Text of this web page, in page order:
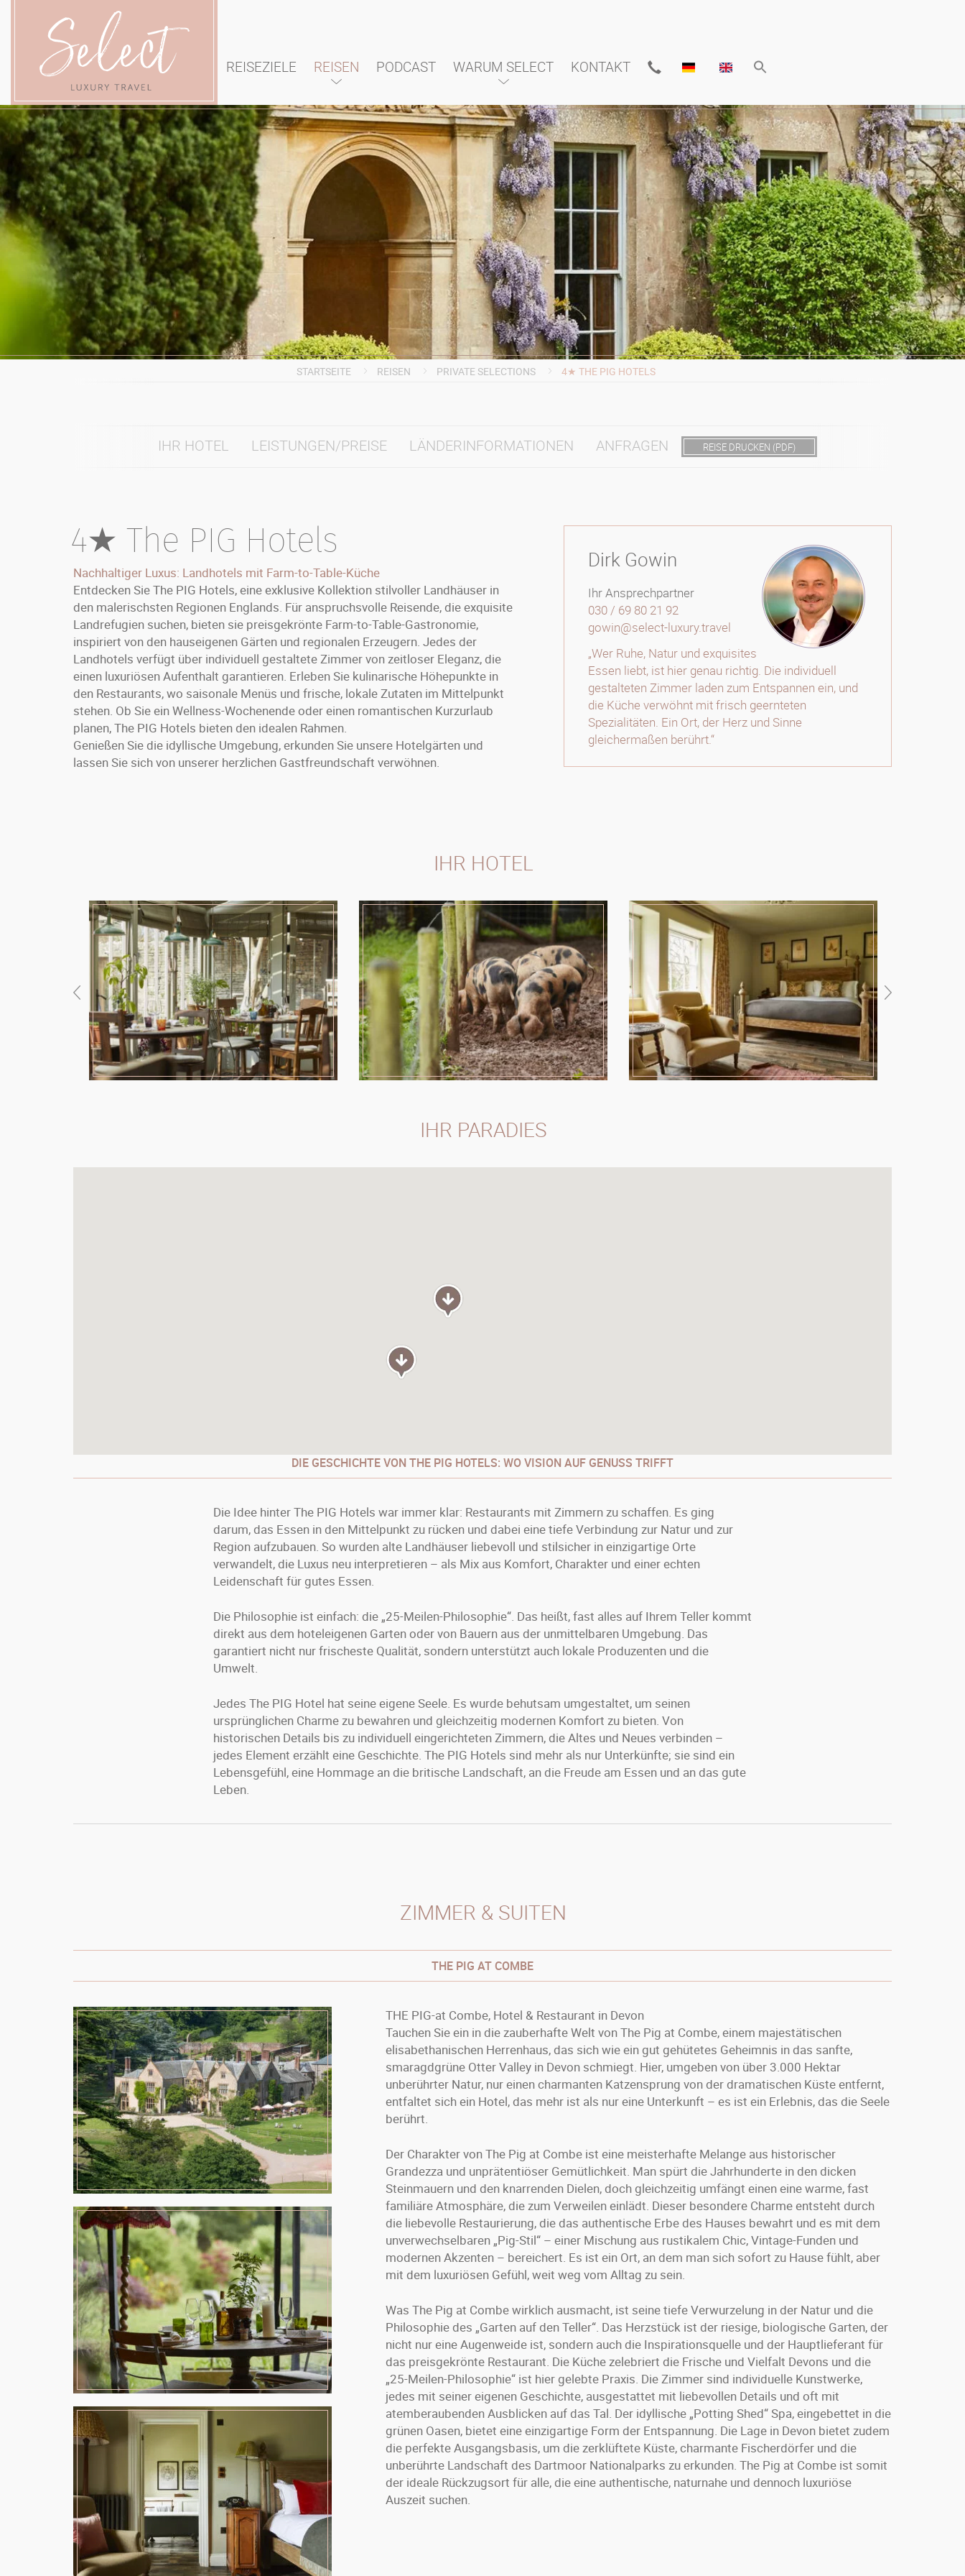
REISEZIELE REISEN PODCAST WARUM SELECT KONTAKT
STARTSEITE REISEN PRIVATE SELECTIONS 4★ THE PIG HOTELS
IHR HOTEL LEISTUNGEN/PREISE LÄNDERINFORMATIONEN ANFRAGEN REISE DRUCKEN (PDF)
4★ The PIG Hotels
Nachhaltiger Luxus: Landhotels mit Farm-to-Table-Küche
Entdecken Sie The PIG Hotels, eine exklusive Kollektion stilvoller Landhäuser in
den malerischsten Regionen Englands. Für anspruchsvolle Reisende, die exquisite
Landrefugien suchen, bieten sie preisgekrönte Farm-to-Table-Gastronomie,
inspiriert von den hauseigenen Gärten und regionalen Erzeugern. Jedes der
Landhotels verfügt über individuell gestaltete Zimmer von zeitloser Eleganz, die
einen luxuriösen Aufenthalt garantieren. Erleben Sie kulinarische Höhepunkte in
den Restaurants, wo saisonale Menüs und frische, lokale Zutaten im Mittelpunkt
stehen. Ob Sie ein Wellness-Wochenende oder einen romantischen Kurzurlaub
planen, The PIG Hotels bieten den idealen Rahmen.
Genießen Sie die idyllische Umgebung, erkunden Sie unsere Hotelgärten und
lassen Sie sich von unserer herzlichen Gastfreundschaft verwöhnen.
Dirk Gowin
Ihr Ansprechpartner
030 / 69 80 21 92
gowin@select-luxury.travel
„Wer Ruhe, Natur und exquisites
Essen liebt, ist hier genau richtig. Die individuell
gestalteten Zimmer laden zum Entspannen ein, und
die Küche verwöhnt mit frisch geernteten
Spezialitäten. Ein Ort, der Herz und Sinne
gleichermaßen berührt.“
IHR HOTEL
IHR PARADIES
DIE GESCHICHTE VON THE PIG HOTELS: WO VISION AUF GENUSS TRIFFT
Die Idee hinter The PIG Hotels war immer klar: Restaurants mit Zimmern zu schaffen. Es ging
darum, das Essen in den Mittelpunkt zu rücken und dabei eine tiefe Verbindung zur Natur und zur
Region aufzubauen. So wurden alte Landhäuser liebevoll und stilsicher in einzigartige Orte
verwandelt, die Luxus neu interpretieren – als Mix aus Komfort, Charakter und einer echten
Leidenschaft für gutes Essen.
Die Philosophie ist einfach: die „25-Meilen-Philosophie“. Das heißt, fast alles auf Ihrem Teller kommt
direkt aus dem hoteleigenen Garten oder von Bauern aus der unmittelbaren Umgebung. Das
garantiert nicht nur frischeste Qualität, sondern unterstützt auch lokale Produzenten und die
Umwelt.
Jedes The PIG Hotel hat seine eigene Seele. Es wurde behutsam umgestaltet, um seinen
ursprünglichen Charme zu bewahren und gleichzeitig modernen Komfort zu bieten. Von
historischen Details bis zu individuell eingerichteten Zimmern, die Altes und Neues verbinden –
jedes Element erzählt eine Geschichte. The PIG Hotels sind mehr als nur Unterkünfte; sie sind ein
Lebensgefühl, eine Hommage an die britische Landschaft, an die Freude am Essen und an das gute
Leben.
ZIMMER & SUITEN
THE PIG AT COMBE
THE PIG-at Combe, Hotel & Restaurant in Devon
Tauchen Sie ein in die zauberhafte Welt von The Pig at Combe, einem majestätischen
elisabethanischen Herrenhaus, das sich wie ein gut gehütetes Geheimnis in das sanfte,
smaragdgrüne Otter Valley in Devon schmiegt. Hier, umgeben von über 3.000 Hektar
unberührter Natur, nur einen charmanten Katzensprung von der dramatischen Küste entfernt,
entfaltet sich ein Hotel, das mehr ist als nur eine Unterkunft – es ist ein Erlebnis, das die Seele
berührt.
Der Charakter von The Pig at Combe ist eine meisterhafte Melange aus historischer
Grandezza und unprätentiöser Gemütlichkeit. Man spürt die Jahrhunderte in den dicken
Steinmauern und den knarrenden Dielen, doch gleichzeitig umfängt einen eine warme, fast
familiäre Atmosphäre, die zum Verweilen einlädt. Dieser besondere Charme entsteht durch
die liebevolle Restaurierung, die das authentische Erbe des Hauses bewahrt und es mit dem
unverwechselbaren „Pig-Stil“ – einer Mischung aus rustikalem Chic, Vintage-Funden und
modernen Akzenten – bereichert. Es ist ein Ort, an dem man sich sofort zu Hause fühlt, aber
mit dem luxuriösen Gefühl, weit weg vom Alltag zu sein.
Was The Pig at Combe wirklich ausmacht, ist seine tiefe Verwurzelung in der Natur und die
Philosophie des „Garten auf den Teller“. Das Herzstück ist der riesige, biologische Garten, der
nicht nur eine Augenweide ist, sondern auch die Inspirationsquelle und der Hauptlieferant für
das preisgekrönte Restaurant. Die Küche zelebriert die Frische und Vielfalt Devons und die
„25-Meilen-Philosophie“ ist hier gelebte Praxis. Die Zimmer sind individuelle Kunstwerke,
jedes mit seiner eigenen Geschichte, ausgestattet mit liebevollen Details und oft mit
atemberaubenden Ausblicken auf das Tal. Der idyllische „Potting Shed“ Spa, eingebettet in die
grünen Oasen, bietet eine einzigartige Form der Entspannung. Die Lage in Devon bietet zudem
die perfekte Ausgangsbasis, um die zerklüftete Küste, charmante Fischerdörfer und die
unberührte Landschaft des Dartmoor Nationalparks zu erkunden. The Pig at Combe ist somit
der ideale Rückzugsort für alle, die eine authentische, naturnahe und dennoch luxuriöse
Auszeit suchen.